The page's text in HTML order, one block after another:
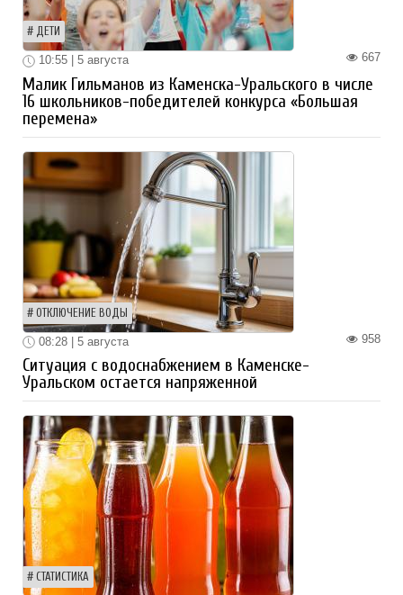
ДЕТИ
667
10:55 | 5 августа
Малик Гильманов из Каменска-Уральского в числе
16 школьников-победителей конкурса «Большая
перемена»
ОТКЛЮЧЕНИЕ ВОДЫ
958
08:28 | 5 августа
Ситуация с водоснабжением в Каменске-
Уральском остается напряженной
СТАТИСТИКА